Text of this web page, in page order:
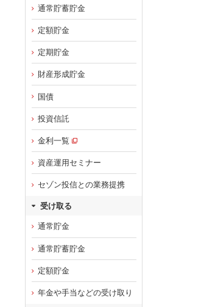
通常貯蓄貯金
定額貯金
定期貯金
財産形成貯金
国債
投資信託
金利一覧
資産運用セミナー
セゾン投信との業務提携
受け取る
通常貯金
通常貯蓄貯金
定額貯金
年金や手当などの受け取り